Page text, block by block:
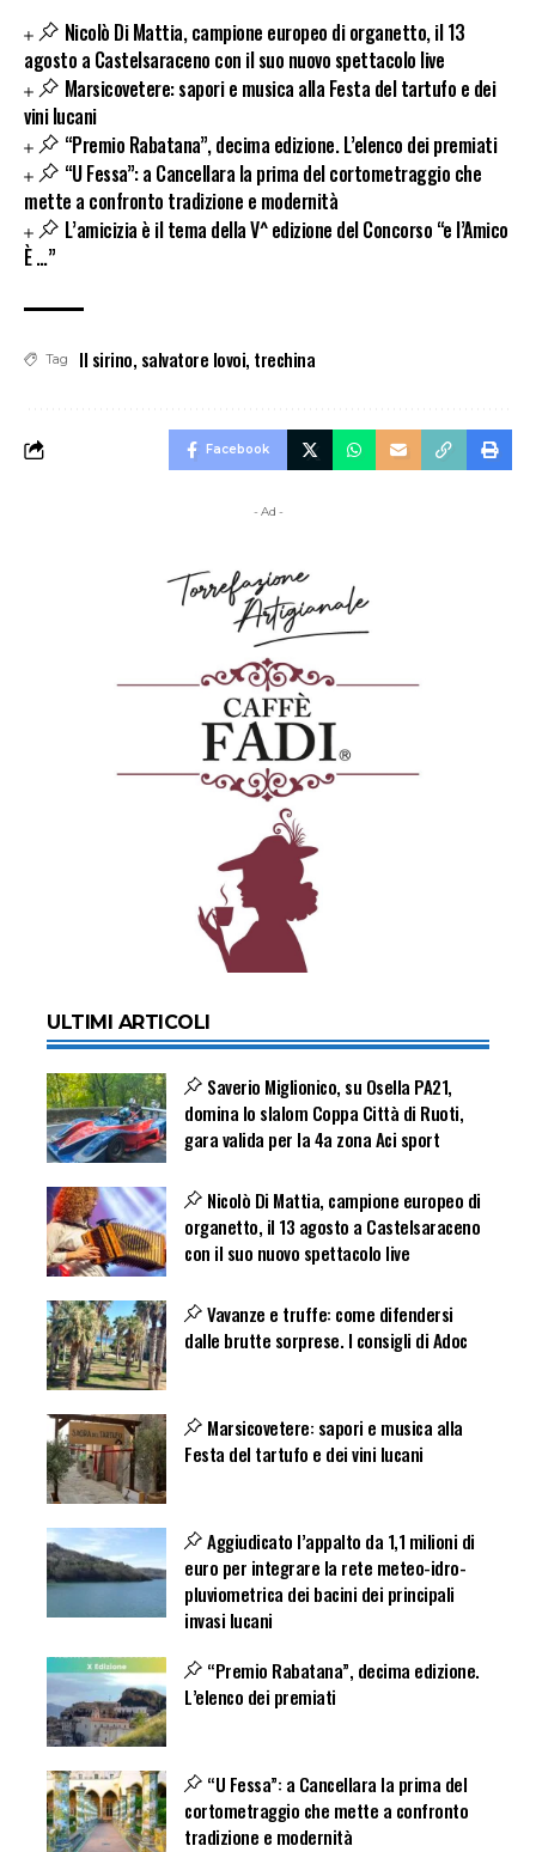
Nicolò Di Mattia, campione europeo di organetto, il 13
agosto a Castelsaraceno con il suo nuovo spettacolo live
Marsicovetere: sapori e musica alla Festa del tartufo e dei
vini lucani
“Premio Rabatana”, decima edizione. L’elenco dei premiati
“U Fessa”: a Cancellara la prima del cortometraggio che
mette a confronto tradizione e modernità
L’amicizia è il tema della V^ edizione del Concorso “e l’Amico
È …”
Tag Il sirino, salvatore lovoi, trechina
Facebook
- Ad -
ULTIMI ARTICOLI
Saverio Miglionico, su Osella PA21,
domina lo slalom Coppa Città di Ruoti,
gara valida per la 4a zona Aci sport
Nicolò Di Mattia, campione europeo di
organetto, il 13 agosto a Castelsaraceno
con il suo nuovo spettacolo live
Vavanze e truffe: come difendersi
dalle brutte sorprese. I consigli di Adoc
Marsicovetere: sapori e musica alla
Festa del tartufo e dei vini lucani
Aggiudicato l’appalto da 1,1 milioni di
euro per integrare la rete meteo-idro-
pluviometrica dei bacini dei principali
invasi lucani
“Premio Rabatana”, decima edizione.
L’elenco dei premiati
“U Fessa”: a Cancellara la prima del
cortometraggio che mette a confronto
tradizione e modernità